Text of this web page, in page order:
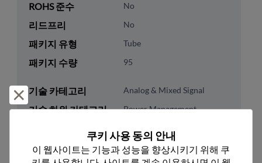
ROHS 준수 No
리드프리 No
패키지 유형 Tube
패키지 수량 95
기술 카테고리 Analog & Mixed Signal
기술 하위 카테고리 Power Management
미국 HTS 코드 8542.39.0090
거부 및 닫기
쿠키 사용 동의 안내
이 웹사이트는 기능과 성능을 향상시키기 위해 쿠